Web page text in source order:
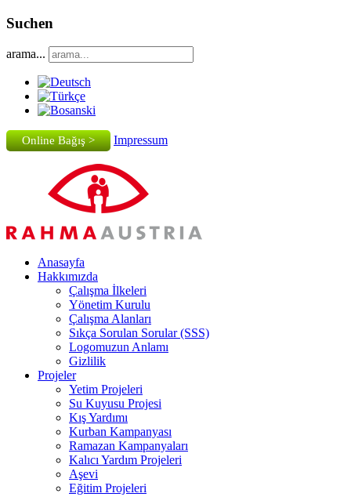
Suchen
arama...
Online Bağış > Impressum
Anasayfa
Hakkımızda
Çalışma İlkeleri
Yönetim Kurulu
Çalışma Alanları
Sıkça Sorulan Sorular (SSS)
Logomuzun Anlamı
Gizlilik
Projeler
Yetim Projeleri
Su Kuyusu Projesi
Kış Yardımı
Kurban Kampanyası
Ramazan Kampanyaları
Kalıcı Yardım Projeleri
Aşevi
Eğitim Projeleri